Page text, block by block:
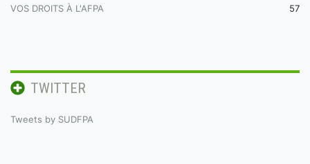
VOS DROITS À L'AFPA 57
TWITTER
Tweets by SUDFPA